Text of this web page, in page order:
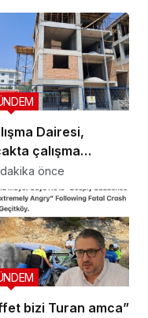
Dairesi,
çalışma
uymayan 19
uyarı verdi
önce
bizi Turan amca”